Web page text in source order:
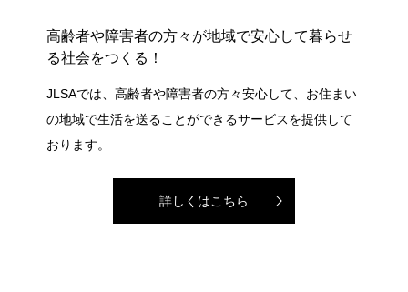
高齢者や障害者の方々が地域で安心して暮らせ
る社会をつくる！
JLSAでは、高齢者や障害者の方々安心して、お住まい
の地域で生活を送ることができるサービスを提供して
おります。
詳しくはこちら